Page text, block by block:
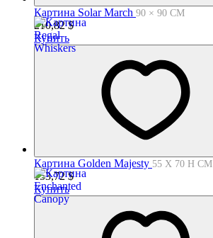
Картина Solar March 90 × 90 СМ
210,82$
Купить
Картина Golden Majesty 55 X 70 H СМ
153,72$
Купить